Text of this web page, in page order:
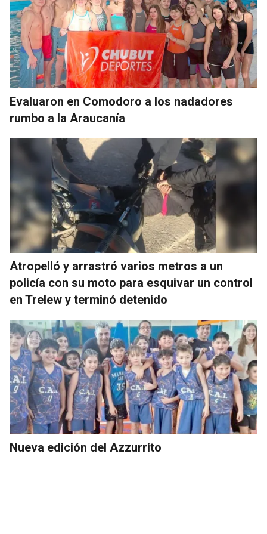
Evaluaron en Comodoro a los nadadores
rumbo a la Araucanía
Atropelló y arrastró varios metros a un
policía con su moto para esquivar un control
en Trelew y terminó detenido
Nueva edición del Azzurrito